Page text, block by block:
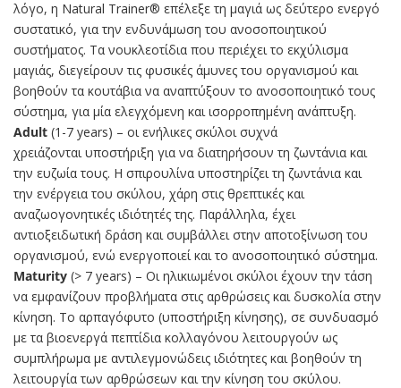
λόγο, η Natural Trainer® επέλεξε τη μαγιά ως δεύτερο ενεργό
συστατικό, για την ενδυνάμωση του ανοσοποιητικού
συστήματος. Τα νουκλεοτίδια που περιέχει το εκχύλισμα
μαγιάς, διεγείρουν τις φυσικές άμυνες του οργανισμού και
βοηθούν τα κουτάβια να αναπτύξουν το ανοσοποιητικό τους
σύστημα, για μία ελεγχόμενη και ισορροπημένη ανάπτυξη.
Adult (1-7 years) – οι ενήλικες σκύλοι συχνά
χρειάζονται υποστήριξη για να διατηρήσουν τη ζωντάνια και
την ευζωία τους. Η σπιρουλίνα υποστηρίζει τη ζωντάνια και
την ενέργεια του σκύλου, χάρη στις θρεπτικές και
αναζωογονητικές ιδιότητές της. Παράλληλα, έχει
αντιοξειδωτική δράση και συμβάλλει στην αποτοξίνωση του
οργανισμού, ενώ ενεργοποιεί και το ανοσοποιητικό σύστημα.
Maturity (> 7 years) – Οι ηλικιωμένοι σκύλοι έχουν την τάση
να εμφανίζουν προβλήματα στις αρθρώσεις και δυσκολία στην
κίνηση. Το αρπαγόφυτο (υποστήριξη κίνησης), σε συνδυασμό
με τα βιοενεργά πεπτίδια κολλαγόνου λειτουργούν ως
συμπλήρωμα με αντιλεγμονώδεις ιδιότητες και βοηθούν τη
λειτουργία των αρθρώσεων και την κίνηση του σκύλου.